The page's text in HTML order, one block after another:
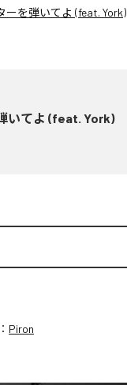
ーを弾いてよ (feat. York)
いてよ (feat. York)
Piron